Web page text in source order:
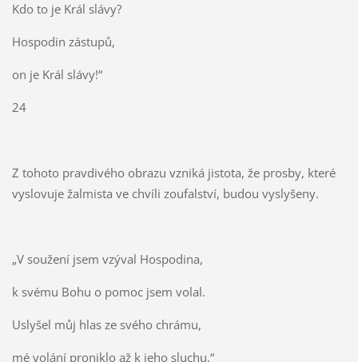
Kdo to je Král slávy?
Hospodin zástupů,
on je Král slávy!“
24
Z tohoto pravdivého obrazu vzniká jistota, že prosby, které
vyslovuje žalmista ve chvíli zoufalství, budou vyslyšeny.
„V soužení jsem vzýval Hospodina,
k svému Bohu o pomoc jsem volal.
Uslyšel můj hlas ze svého chrámu,
mé volání proniklo až k jeho sluchu.“